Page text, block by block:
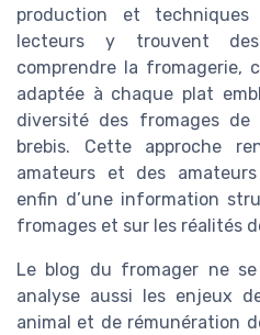
production et
lecteurs y trouvent
comprendre la fromagerie,
adaptée à chaque plat
diversité des fromages
brebis. Cette approche
amateurs et des
enfin d’une information
fromages et sur les réalités
Le blog du fromager ne
analyse aussi les enjeux
animal et de rémunération